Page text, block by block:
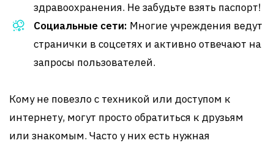
здравоохранения. Не забудьте взять паспорт!
Социальные сети: Многие учреждения ведут
странички в соцсетях и активно отвечают на
запросы пользователей.
Кому не повезло с техникой или доступом к
интернету, могут просто обратиться к друзьям
или знакомым. Часто у них есть нужная